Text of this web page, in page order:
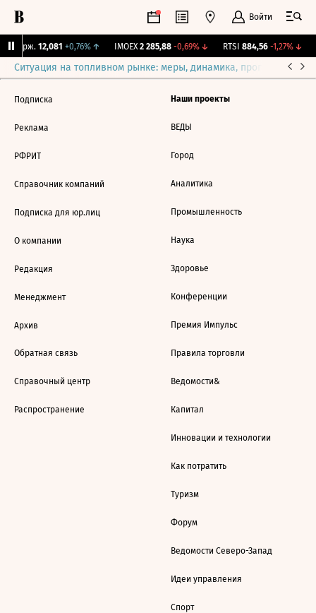
Войти
Бирж. 12,081 +0,76%↑ IMOEX 2 285,88 -0,69%↓ RTSI 884,56 -1,27%↓
Ситуация на топливном рынке: меры, динамика, прогнозы
Подписка
Реклама
РФРИТ
Справочник компаний
Подписка для юр.лиц
О компании
Редакция
Менеджмент
Архив
Обратная связь
Справочный центр
Распространение
Наши проекты
ВЕДЫ
Город
Аналитика
Промышленность
Наука
Здоровье
Конференции
Премия Импульс
Правила торговли
Ведомости&
Капитал
Инновации и технологии
Как потратить
Туризм
Форум
Ведомости Северо-Запад
Идеи управления
Спорт